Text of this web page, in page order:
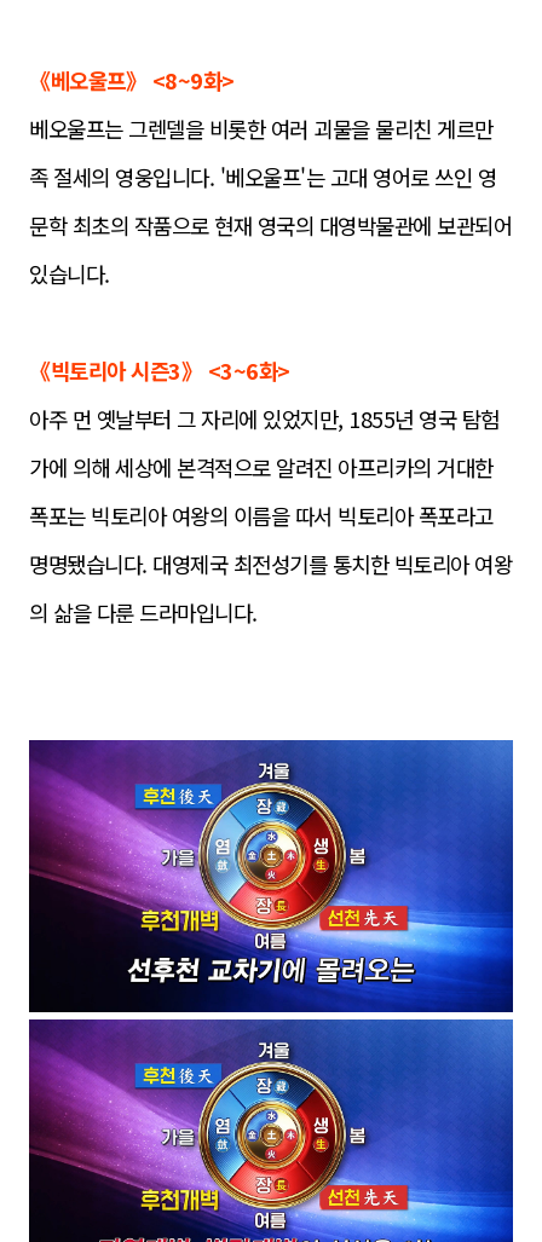
《베오울프》 <8~9화>
베오울프는 그렌델을 비롯한 여러 괴물을 물리친 게르만
족절세의 영웅입니다. '베오울프'는 고대 영어로 쓰인 영
문학 최초의 작품으로 현재 영국의 대영박물관에 보관되어
있습니다.
《빅토리아 시즌3》 <3~6화>
아주 먼 옛날부터 그 자리에 있었지만, 1855년 영국 탐험
가에 의해 세상에 본격적으로 알려진 아프리카의 거대한
폭포는 빅토리아 여왕의 이름을 따서 빅토리아 폭포라고
명명됐습니다. 대영제국 최전성기를 통치한 빅토리아 여왕
의 삶을 다룬 드라마입니다.